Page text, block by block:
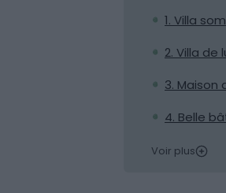
1. Villa
2. Villa de
3. Maison
4. Belle
Voir plus